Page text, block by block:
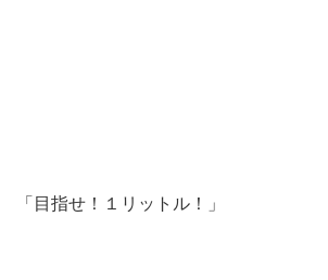
「目指せ！１リットル！」